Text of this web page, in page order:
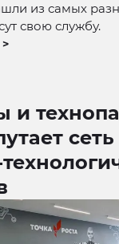
из самых
свою службу.
и
сеть